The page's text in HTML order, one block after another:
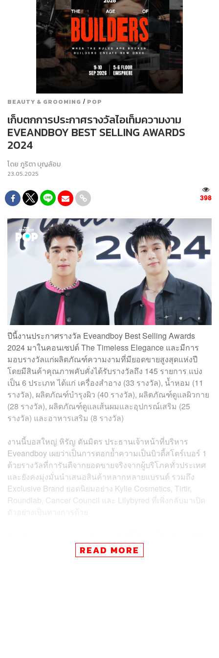
BEAUTY & GROOMING / POP
เก็บตกการประกาศรางวัลไอเท็มความงาม
EVEANDBOY BEST SELLING AWARDS
2024
โดย ภูริตา บุญล้อม
23.05.2025
398
ปีนี้งานประกาศรางวัล Eveandboy Best Selling Awards
2024 มาในคอนเซปต์ The Timeless Elegance และมีการ
มอบรางวัลแก่ผลิตภัณฑ์ความงามที่มียอดขายสูงสุดแห่งปี
โดยมีสินค้าคุณภาพคับคั่งได้รับรางวัลถึง 145 รายการ แบ่ง
เป็น 6 ประเภท ได้แก่ เครื่องสำอาง (33 รางวัล), น้ำหอม (11
รางวัล), ผลิตภัณฑ์บำรุงผิว (40 รางวัล), ผลิตภัณฑ์ดูแลผิวกาย
(28 รางวัล), ผลิตภัณฑ์ดูแลเส้นผมและอุปกรณ์เสริม (25
รางวัล) และอาหารเสริม (8 รางวัล)
งานนี้บอสใหญ่ หิรัญ ตันมิตร ประธานเจ้าหน้าที่บริหาร
Eveandboy เผยว่าเป็นการตอกย้ำความเป็นบิวตี้สโตร์เบอร์ 1
ด้วยรางวัลที่การันตีจากยอดขายจริงจากผู้บริโภคทั่วประเทศ
และยังคงมุ่งมั่นนำเสนอสินค้าหลากหลายแบรนด์ รวมถึง
Exclusive Brand ยอดนิยมอย่าง Kylie Cosmetics, Tirtir,
Roundlab, Cancer Council และ Lilybyred ที่เพิ่งกลับมาเปิด
Clean Beauty โดยเฉพาะในหมวดสกินแคร์ Mask และ
Toner Pad ได้รับความนิยมอย่างสูง ส่วนเมคอัพคือ Lip
READ MORE